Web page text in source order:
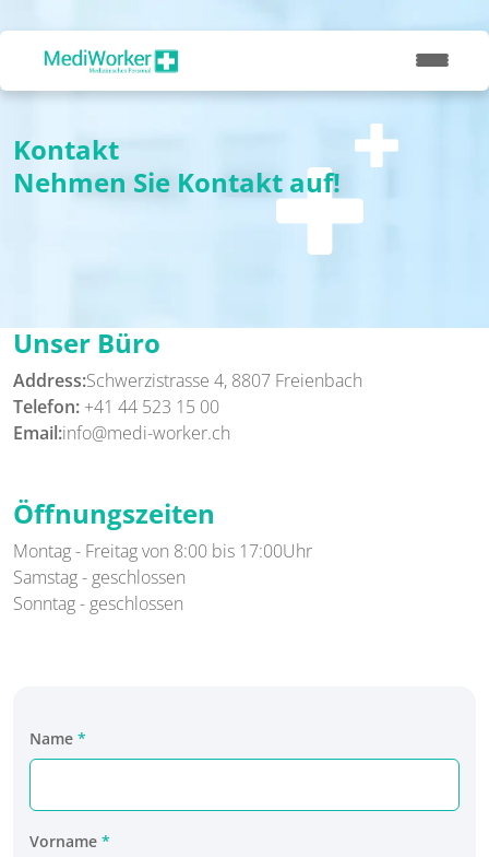
Kontakt
Nehmen Sie Kontakt auf!
Unser Büro
Address:Schwerzistrasse 4, 8807 Freienbach
Telefon: +41 44 523 15 00
Email:info@medi-worker.ch
Öffnungszeiten
Montag - Freitag von 8:00 bis 17:00Uhr
Samstag - geschlossen
Sonntag - geschlossen
Name
Vorname